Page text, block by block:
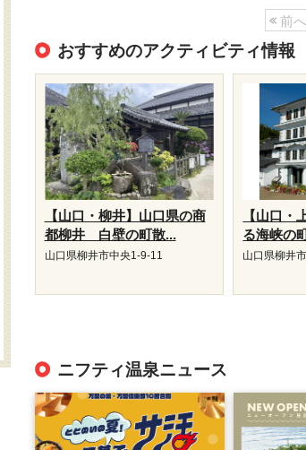
前へ
おすすめのアクティビティ情報
【山口・柳井】山口県の商
都柳井 白壁の町散...
山口県柳井市中央1-9-11
【山口・
る海峡の
山口県柳井
ニフティ温泉ニュース